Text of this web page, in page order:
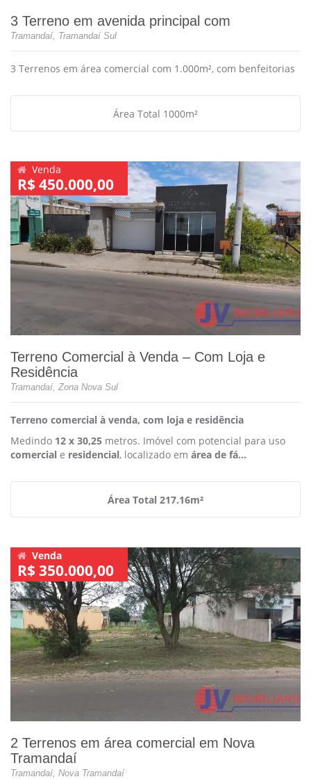
3 Terreno em avenida principal com
Tramandaí, Tramandaí Sul
3 Terrenos em área comercial com 1.000m², com benfeitorias
Área Total 1000m²
Venda
R$ 450.000,00
Terreno Comercial à Venda – Com Loja e
Residência
Tramandaí, Zona Nova Sul
Terreno comercial à venda, com loja e residência
Medindo 12 x 30,25 metros. Imóvel com potencial para uso
comercial e residencial, localizado em área de fá...
Área Total 217.16m²
Venda
R$ 350.000,00
2 Terrenos em área comercial em Nova
Tramandaí
Tramandaí, Nova Tramandaí